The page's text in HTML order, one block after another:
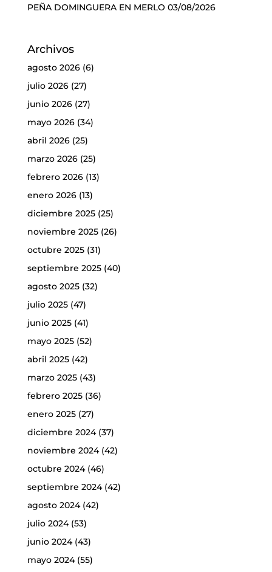
PEÑA DOMINGUERA EN MERLO 03/08/2026
Archivos
agosto 2026(6)
julio 2026(27)
junio 2026(27)
mayo 2026(34)
abril 2026(25)
marzo 2026(25)
febrero 2026(13)
enero 2026(13)
diciembre 2025(25)
noviembre 2025(26)
octubre 2025(31)
septiembre 2025(40)
agosto 2025(32)
julio 2025(47)
junio 2025(41)
mayo 2025(52)
abril 2025(42)
marzo 2025(43)
febrero 2025(36)
enero 2025(27)
diciembre 2024(37)
noviembre 2024(42)
octubre 2024(46)
septiembre 2024(42)
agosto 2024(42)
julio 2024(53)
junio 2024(43)
mayo 2024(55)